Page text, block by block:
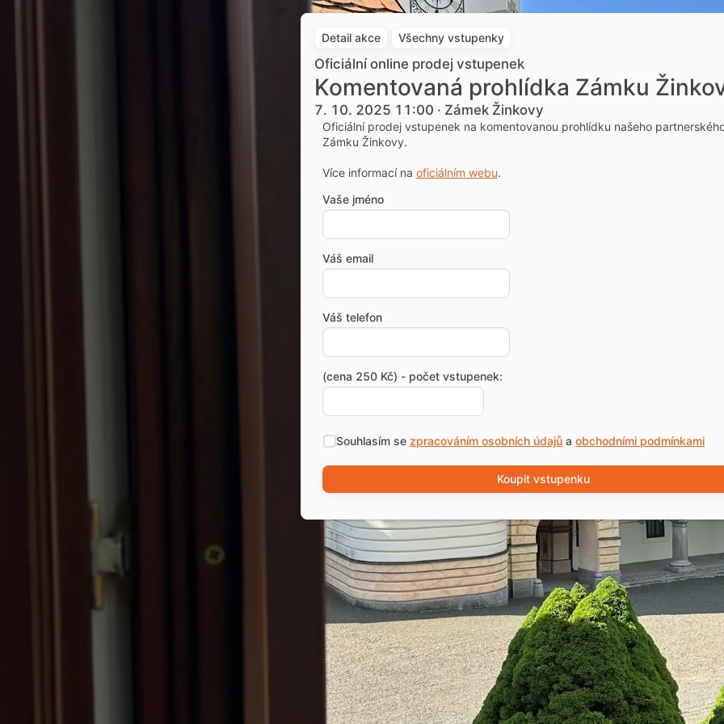
Detail akce Všechny vstupenky
Oficiální online prodej vstupenek
Komentovaná prohlídka Zámku
7. 10. 2025 11:00 · Zámek Žinkovy
Oficiální prodej vstupenek na komentovanou prohlídku našeho
Zámku Žinkovy.
Více informací na oficiálním webu.
Vaše jméno
Váš email
Váš telefon
(cena 250 Kč) - počet vstupenek:
Souhlasím se zpracováním osobních údajů a obchodními podmínkami
Koupit vstupenku